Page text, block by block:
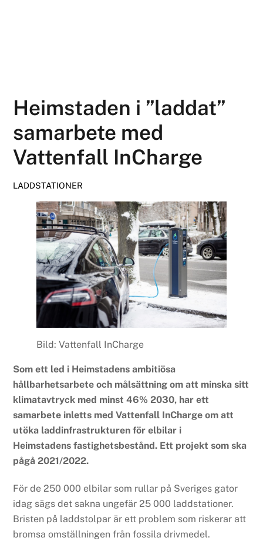
Heimstaden i ”laddat”
samarbete med
Vattenfall InCharge
LADDSTATIONER
Bild: Vattenfall InCharge
Som ett led i Heimstadens ambitiösa
hållbarhetsarbete och målsättning om att minska sitt
klimatavtryck med minst 46% 2030, har ett
samarbete inletts med Vattenfall InCharge om att
utöka laddinfrastrukturen för elbilar i
Heimstadens fastighetsbestånd. Ett projekt som ska
pågå 2021/2022.
För de 250 000 elbilar som rullar på Sveriges gator
idag sägs det sakna ungefär 25 000 laddstationer.
Bristen på laddstolpar är ett problem som riskerar att
bromsa omställningen från fossila drivmedel.